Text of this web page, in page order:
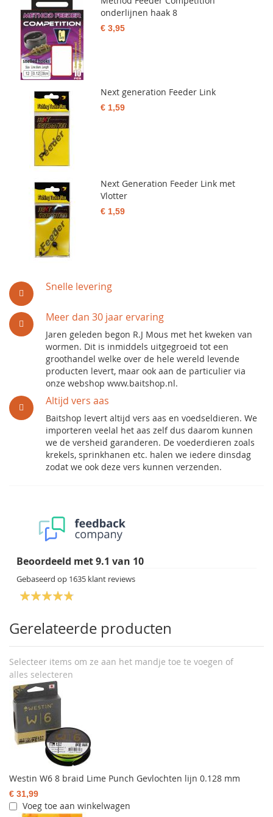
Snelle levering
Meer dan 30 jaar ervaring
Jaren geleden begon R.J Mous met het kweken van
wormen. Dit is inmiddels uitgegroeid tot een
groothandel welke over de hele wereld levende
producten levert, maar ook aan de particulier via
onze webshop www.baitshop.nl.
Altijd vers aas
Baitshop levert altijd vers aas en voedseldieren. We
importeren veelal het aas zelf dus daarom kunnen
we de versheid garanderen. De voederdieren zoals
krekels, sprinkhanen etc. halen we iedere dinsdag
zodat we ook deze vers kunnen verzenden.
Beoordeeld met9.1 van 10
Gebaseerd op 1635 klant reviews
Gerelateerde producten
Selecteer items om ze aan het mandje toe te voegen of
alles selecteren
Westin W6 8 braid Lime Punch Gevlochten lijn 0.128 mm
€ 31,99
Voeg toe aan winkelwagen
onderlijnen haak 8
€ 3,95
Next generation Feeder Link
€ 1,59
Next Generation Feeder Link met
Vlotter
€ 1,59